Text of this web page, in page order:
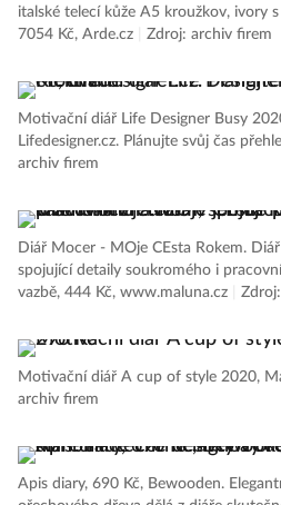
italské telecí kůže A5 kroužkov, ivory
7054 Kč, Arde.cz
Zdroj: archiv firem
Motivační diář Life Designer Busy
Lifedesigner.cz. Plánujte svůj čas
archiv firem
Diář Mocer - MOje CEsta Rokem.
spojující detaily soukromého i
vazbě, 444 Kč, www.maluna.cz
Motivační diář A cup of style 2020,
archiv firem
Apis diary, 690 Kč, Bewooden.